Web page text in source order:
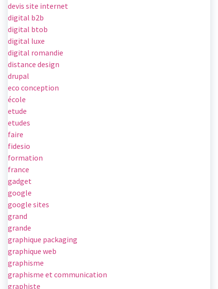
devis site internet
digital b2b
digital btob
digital luxe
digital romandie
distance design
drupal
eco conception
école
etude
etudes
faire
fidesio
formation
france
gadget
google
google sites
grand
grande
graphique packaging
graphique web
graphisme
graphisme et communication
graphiste